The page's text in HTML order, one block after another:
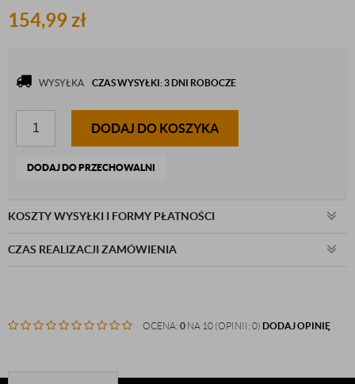
154,99zł
WYSYŁKA CZAS WYSYŁKI: 3 DNI ROBOCZE
DODAJ DO KOSZYKA
DODAJ DO PRZECHOWALNI
KOSZTY WYSYŁKI I FORMY PŁATNOŚCI
CZAS REALIZACJI ZAMÓWIENIA
OCENA: 0 NA 10 (OPINII: 0) DODAJ OPINIĘ